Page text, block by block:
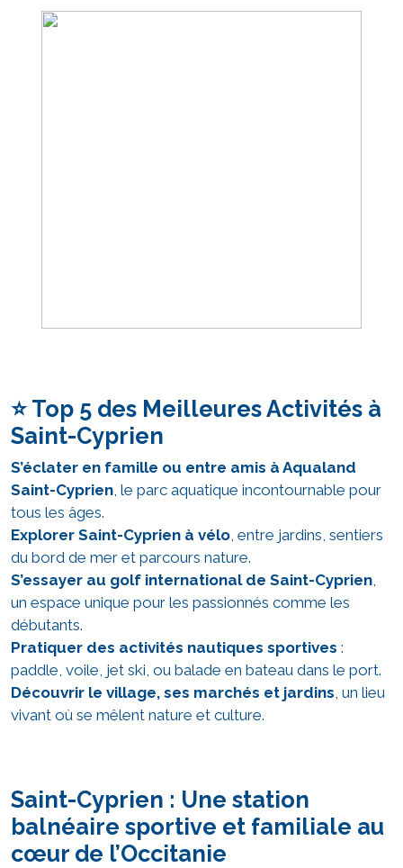
⭐Top 5 des Meilleures Activités à
Saint-Cyprien
S’éclater en famille ou entre amis à Aqualand
Saint-Cyprien, le parc aquatique incontournable pour
tous les âges.
Explorer Saint-Cyprien à vélo, entre jardins, sentiers
du bord de mer et parcours nature.
S’essayer au golf international de Saint-Cyprien,
un espace unique pour les passionnés comme les
débutants.
Pratiquer des activités nautiques sportives :
paddle, voile, jet ski, ou balade en bateau dans le port.
Découvrir le village, ses marchés et jardins, un lieu
vivant où se mêlent nature et culture.
Saint-Cyprien : Une station
balnéaire sportive et familiale au
cœur de l’Occitanie